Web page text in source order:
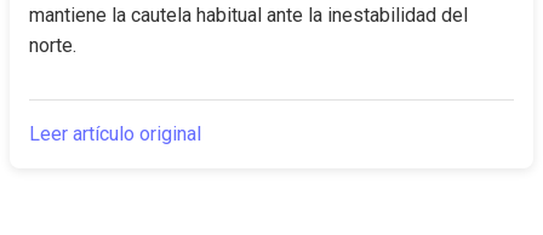
mantiene la cautela habitual ante la inestabilidad del
norte.
Leer artículo original